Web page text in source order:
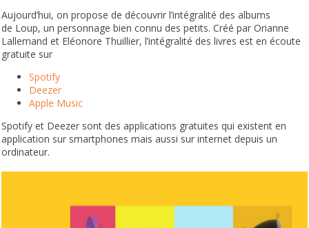
Aujourd’hui, on propose de découvrir l’intégralité des albums
de Loup, un personnage bien connu des petits. Créé par Orianne
Lallemand et Eléonore Thuillier, l’intégralité des livres est en écoute
gratuite sur
Spotify
Deezer
Apple Music
Spotify et Deezer sont des applications gratuites qui existent en
application sur smartphones mais aussi sur internet depuis un
ordinateur.